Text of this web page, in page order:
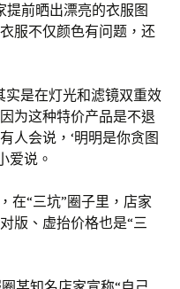
提前晒出漂亮的衣服图
服不仅颜色有问题，还
实是在灯光和滤镜双重效
为这种特价产品是不退
人会说，‘明明是你贪图
爱说。
在“三坑”圈子里，店家
版、虚抬价格也是“三